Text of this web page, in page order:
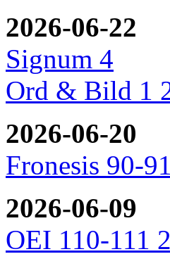
2026-06-22
Signum 4
Ord & Bild 1
2026-06-20
Fronesis 90-
2026-06-09
OEI 110-111